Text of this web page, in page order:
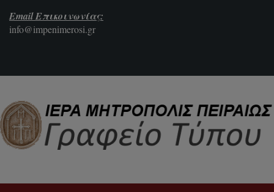
Email Επικοινωνίας:
info@impenimerosi.gr